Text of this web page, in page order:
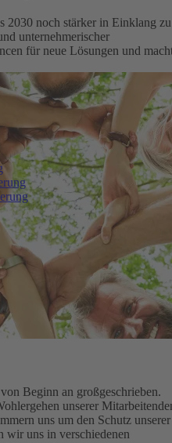
2030 noch stärker in Einklang zu
unternehmerischer
für neue Lösungen und
Beginn an großgeschrieben.
unserer
uns um den Schutz unserer
wir uns in verschiedenen